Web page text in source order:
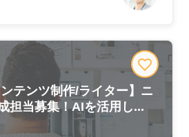
テンツ制作/ライター】ニ
担当募集！AIを活用し...